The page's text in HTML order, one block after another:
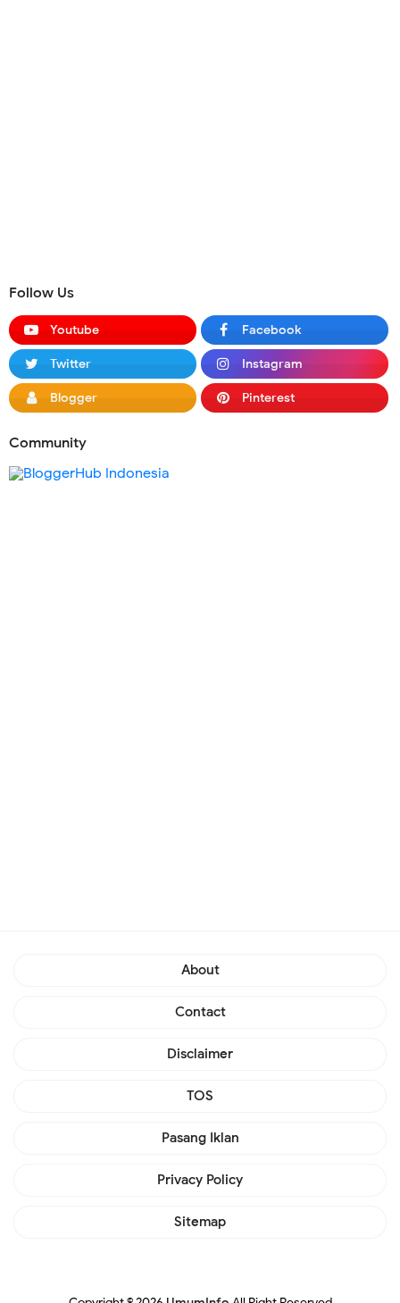
Follow Us
Youtube Facebook
Twitter Instagram
Blogger Pinterest
Community
About
Contact
Disclaimer
TOS
Pasang Iklan
Privacy Policy
Sitemap